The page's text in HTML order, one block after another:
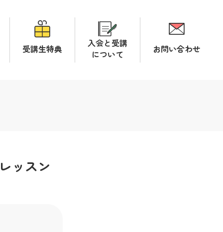
受講生特典
入会と受講
について
お問い合わせ
ッスン